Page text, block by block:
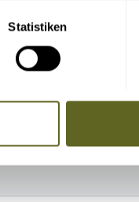
Statistiken